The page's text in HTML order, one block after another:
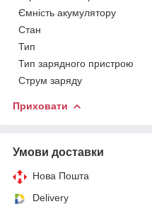
Ємність акумулятору
Стан
Тип
Тип зарядного пристрою
Струм заряду
Приховати
Умови доставки
Нова Пошта
Delivery